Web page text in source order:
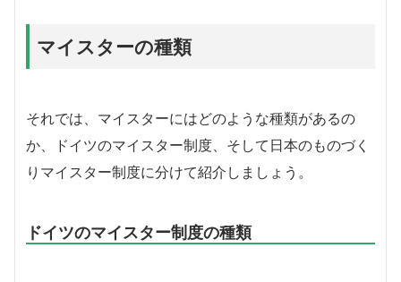
マイスターの種類
それでは、マイスターにはどのような種類があるの
か、ドイツのマイスター制度、そして日本のものづく
りマイスター制度に分けて紹介しましょう。
ドイツのマイスター制度の種類